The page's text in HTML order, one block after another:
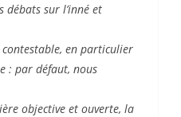
débats sur l’inné et
contestable, en particulier
: par défaut, nous
objective et ouverte, la